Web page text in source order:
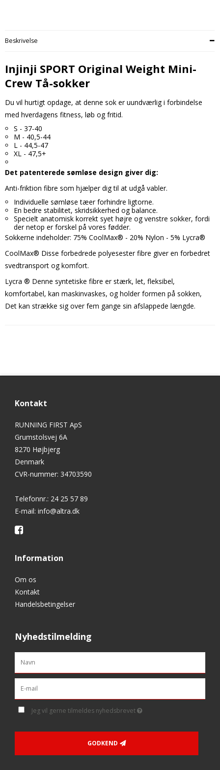
Beskrivelse
Injinji SPORT Original Weight Mini-
Crew Tå-sokker
Du vil hurtigt opdage, at denne sok er uundværlig i forbindelse
med hverdagens fitness, løb og fritid.
S - 37-40
M - 40,5-44
L - 44,5-47
XL - 47,5+
Det patenterede sømløse design giver dig:
Anti-friktion fibre som hjælper dig til at udgå vabler.
Individuelle sømløse tæer forhindre ligtorne.
En bedre stabilitet, skridsikkerhed og balance.
Specielt anatomisk korrekt syet højre og venstre sokker, fordi
der netop er forskel på vores fødder.
Sokkerne indeholder: 75% CoolMax® - 20% Nylon - 5% Lycra®
CoolMax® Disse forbedrede polyesester fibre giver en forbedret
svedtransport og komfort.
Lycra ® Denne syntetiske fibre er stærk, let, fleksibel,
komfortabel, kan maskinvaskes, og holder formen på sokken,
Det kan strække sig over fem gange sin afslappede længde.
Kontakt
RUNNING FIRST ApS
Grumstolsvej 6A
8270 Højbjerg
Denmark
CVR-nummer: 34703590
Telefonnr.: 24 25 57 89
E-mail: info@altra.dk
Information
Om os
Kontakt
Handelsbetingelser
Nyhedstilmelding
Jeg vil gerne tilmeldes nyhedsbrevet
GODKEND